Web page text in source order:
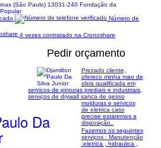
(São Paulo) 13031-240 Fundação da
Número de
4 vezes contratado na Cronoshare
Pedir orçamento
Da
Prezado cliente,
ofereco minha mao de
obra qualificada em
servicos de pinturas prediais e industriais,
serviços de drywall sanca de gesso
molduras e servicos
de eletrica caso
precise estaremos a
disposição..
Fazemos os seguintes
serviços : Manutenção
:eletrica , hidraulica ,